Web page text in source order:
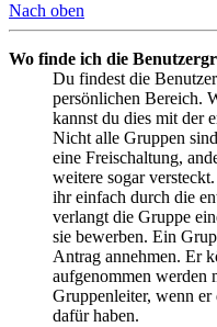
Nach oben
Wo finde ich die
Du findest die
persönlichen Bereich.
kannst du dies mit der
Nicht alle Gruppen
eine Freischaltung,
weitere sogar
ihr einfach durch die
verlangt die Gruppe
sie bewerben. Ein
Antrag annehmen. Er
aufgenommen werden
Gruppenleiter, wenn
dafür haben.